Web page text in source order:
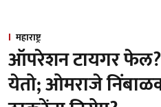
महाराष्ट्र
ऑपरेशन टायगर फेल?
येतो; ओमराजे